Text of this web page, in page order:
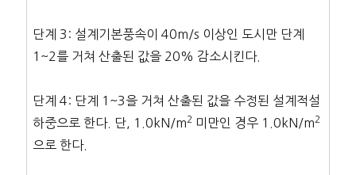
단계 3: 설계기본풍속이 40m/s 이상인 도시만 단계
1~2를 거쳐 산출된 값을 20% 감소시킨다.
단계 4: 단계 1~3을 거쳐 산출된 값을 수정된 설계적설
하중으로 한다. 단, 1.0kN/m2 미만인 경우 1.0kN/m2
으로 한다.